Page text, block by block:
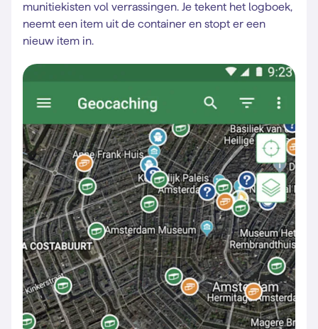
munitiekisten vol verrassingen. Je tekent het logboek,
neemt een item uit de container en stopt er een
nieuw item in.